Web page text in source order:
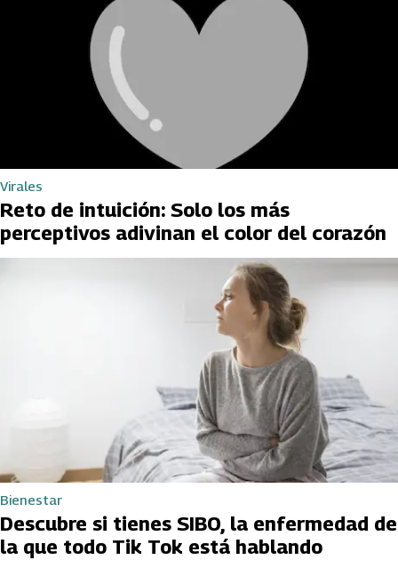
Virales
Reto de intuición: Solo los más
perceptivos adivinan el color del corazón
Bienestar
Descubre si tienes SIBO, la enfermedad de
la que todo Tik Tok está hablando